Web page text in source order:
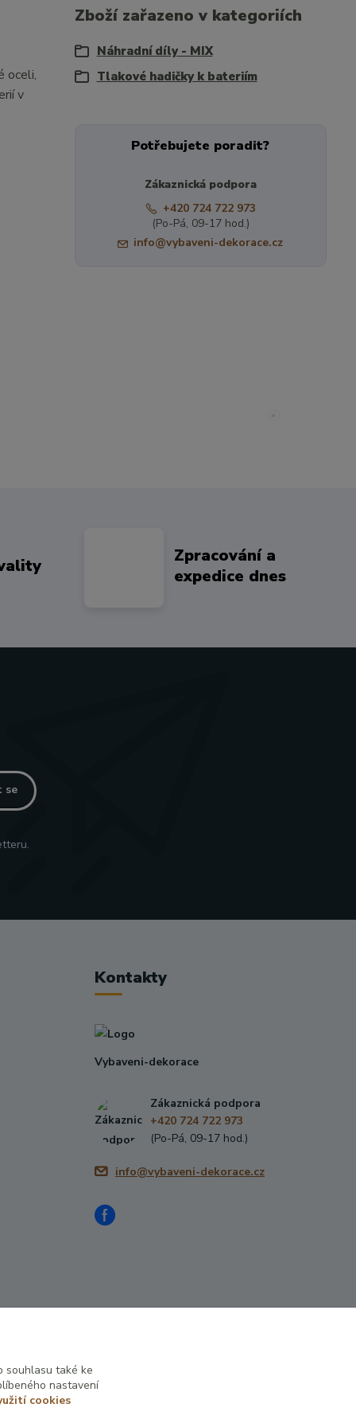
oceli,
v
Zboží zařazeno v kategoriích
Náhradní díly - MIX
Tlakové hadičky k bateriím
Potřebujete poradit?
Zákaznická podpora
+420 724 722 973
(Po-Pá, 09-17 hod.)
info@vybaveni-dekorace.cz
»
Zpracování a
expedice dnes
se
Kontakty
Vybaveni-dekorace
Zákaznická podpora
+420 724 722 973
(Po-Pá, 09-17 hod.)
info@vybaveni-dekorace.cz
souhlasu také ke
nastavení
cookies